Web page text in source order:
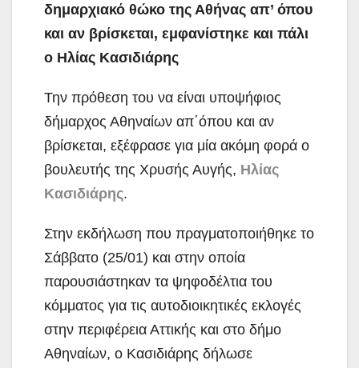
δημαρχιακό θώκο της Αθήνας απ’ όπου
και αν βρίσκεται, εμφανίστηκε και πάλι
ο Ηλίας Κασιδιάρης
Την πρόθεση του να είναι υποψήφιος
δήμαρχος Αθηναίων απ΄όπου και αν
βρίσκεται, εξέφρασε για μία ακόμη φορά ο
βουλευτής της Χρυσής Αυγής, Ηλίας
Κασιδιάρης.
Στην εκδήλωση που πραγματοποιήθηκε το
Σάββατο (25/01) και στην οποία
παρουσιάστηκαν τα ψηφοδέλτια του
κόμματος για τις αυτοδιοικητικές εκλογές
στην περιφέρεια Αττικής και στο δήμο
Αθηναίων, ο Κασιδιάρης δήλωσε